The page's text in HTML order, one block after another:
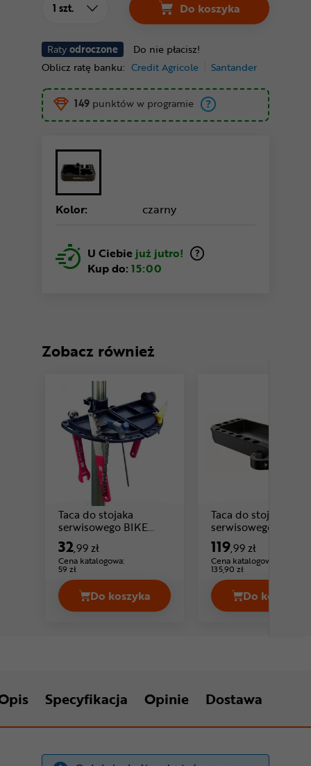
Ratyodroczone
Do nie płacisz!
Oblicz ratę banku: Credit Agricole Santander
Do koszyka
149 punktów w programie
Kolor: czarny
U Ciebie już jutro!
Kup do: 15:00
Zobacz również
Taca do stojaka
serwisowego BIKE
HAND YC-100-1A-MG
Cena: 32 ,99 zł
32,99 zł
Cena katalogowa:
59 zł
Do koszyka
Taca do stojaka serwisowego BIKE
Taca do stojaka
serwisowego
Tune-Up Tooltray
119,99 zł
Cena katalogowa:
135,90 zł
Do koszyka
Taca
Specyfikacja Opinie Dostawa